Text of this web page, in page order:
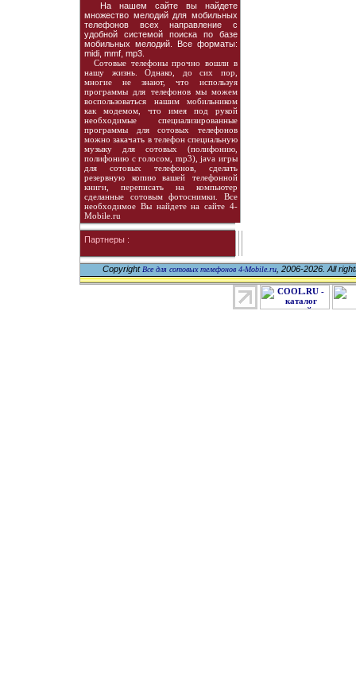
На нашем сайте вы найдете
множество мелодий для мобильных
телефонов всех направление с
удобной системой поиска по базе
мобильных мелодий. Все форматы:
midi, mmf, mp3.
Сотовые телефоны прочно вошли в
нашу жизнь. Однако, до сих пор,
многие не знают, что используя
программы для телефонов мы можем
воспользоваться нашим мобильником
как модемом, что имея под рукой
необходимые специализированные
программы для сотовых телефонов
можно закачать в телефон специальную
музыку для сотовых (полифонию,
полифонию с голосом, mp3), java игры
для сотовых телефонов, сделать
резервную копию вашей телефонной
книги, переписать на компьютер
сделанные сотовым фотоснимки. Все
необходимое Вы найдете на сайте 4-
Mobile.ru
Партнеры :
Copyright Все для сотовых телефонов 4-Mobile.ru, 2006-2026. All